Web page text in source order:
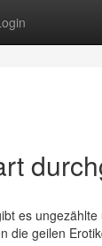
es
die geilen